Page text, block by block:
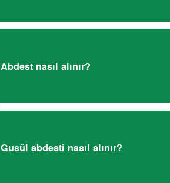
Abdest nasıl alınır?
Gusül abdesti nasıl alınır?